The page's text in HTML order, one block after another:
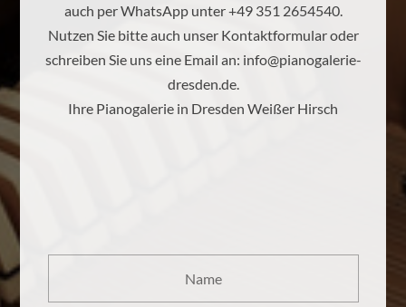
auch per WhatsApp unter +49 351 2654540.
Nutzen Sie bitte auch unser Kontaktformular oder
schreiben Sie uns eine Email an: info@pianogalerie-
dresden.de.
Ihre Pianogalerie in Dresden Weißer Hirsch